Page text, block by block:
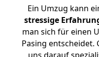
Ein Umzug kann
stressige
man sich für einen
Pasing entscheidet.